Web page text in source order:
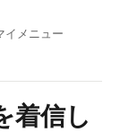
イメニュー
着信し